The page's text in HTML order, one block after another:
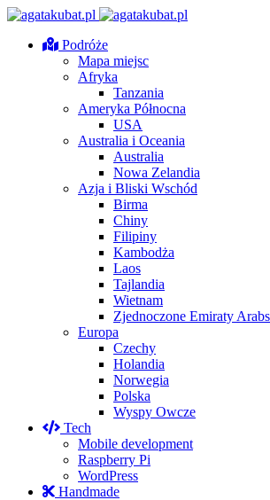
Podróże
Mapa miejsc
Afryka
Tanzania
Ameryka Północna
USA
Australia i Oceania
Australia
Nowa Zelandia
Azja i Bliski Wschód
Birma
Chiny
Filipiny
Kambodża
Laos
Tajlandia
Wietnam
Zjednoczone Emiraty
Europa
Czechy
Holandia
Norwegia
Polska
Wyspy Owcze
Tech
Mobile development
Raspberry Pi
WordPress
Handmade